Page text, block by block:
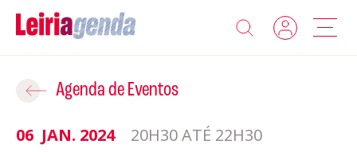
Agenda
Sobre a Leiriagenda
Agenda de Eventos
06 JAN. 2024 20H30 ATÉ 22H30
Adicionar ao Roteiro
ROTEIROS EXISTENTES